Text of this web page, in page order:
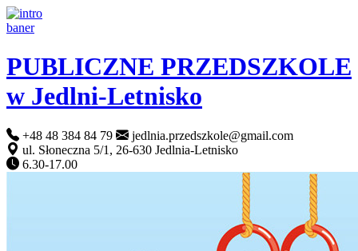
PUBLICZNE PRZEDSZKOLE
w Jedlni-Letnisko
+48 48 384 84 79
jedlnia.przedszkole@gmail.com
ul. Słoneczna 5/1, 26-630 Jedlnia-Letnisko
6.30-17.00